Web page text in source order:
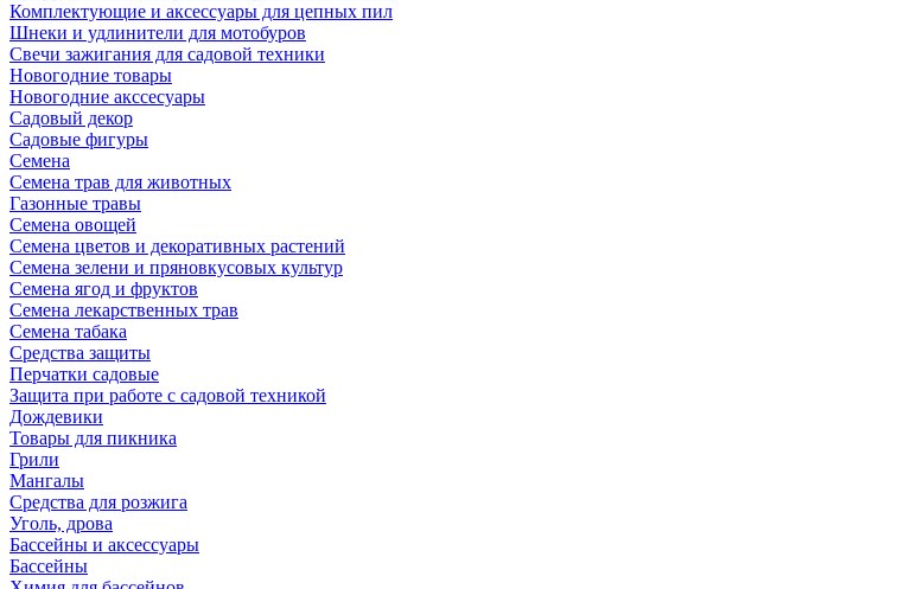
Комплектующие и аксессуары для цепных пил
Шнеки и удлинители для мотобуров
Свечи зажигания для садовой техники
Новогодние товары
Новогодние акссесуары
Садовый декор
Садовые фигуры
Семена
Семена трав для животных
Газонные травы
Семена овощей
Семена цветов и декоративных растений
Семена зелени и пряновкусовых культур
Семена ягод и фруктов
Семена лекарственных трав
Семена табака
Средства защиты
Перчатки садовые
Защита при работе с садовой техникой
Дождевики
Товары для пикника
Грили
Мангалы
Средства для розжига
Уголь, дрова
Бассейны и аксессуары
Бассейны